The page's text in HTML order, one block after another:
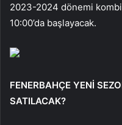
2023-2024 dönemi
10:00’da başlayacak.
FENERBAHÇE YENİ
SATILACAK?